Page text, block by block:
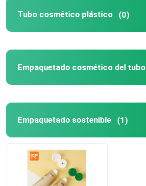
Los tubos de boquilla
ABL Tubos cosméticos
Tubos cosméticos PBL
Tubos de paja de trigo
Tubo cosmético plástico (0)
Empaquetado cosmético del tubo
Empaquetado sostenible (1)